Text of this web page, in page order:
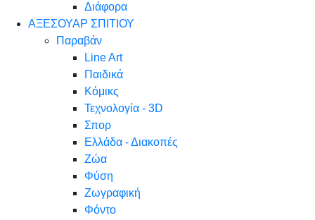
Διάφορα
ΑΞΕΣΟΥΑΡ ΣΠΙΤΙΟΥ
Παραβάν
Line Art
Παιδικά
Κόμικς
Τεχνολογία - 3D
Σπορ
Ελλάδα - Διακοπές
Ζώα
Φύση
Ζωγραφική
Φόντο